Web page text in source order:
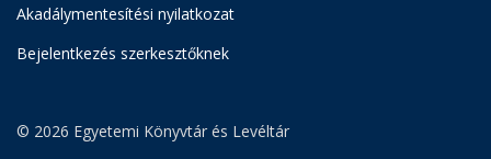
Akadálymentesítési nyilatkozat
Bejelentkezés szerkesztőknek
© 2026 Egyetemi Könyvtár és Levéltár